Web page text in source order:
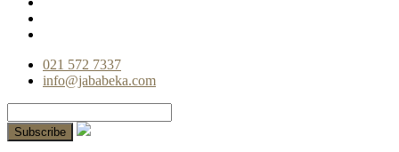
021 572 7337
info@jababeka.com